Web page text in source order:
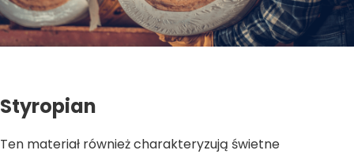
Styropian
Ten materiał również charakteryzują świetne